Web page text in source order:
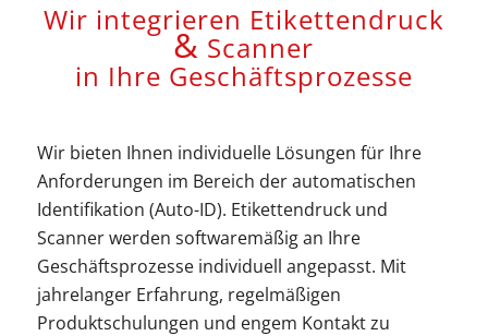
Wir integrieren Etikettendruck
& Scanner
in Ihre Geschäftsprozesse
Wir bieten Ihnen individuelle Lösungen für Ihre
Anforderungen im Bereich der automatischen
Identifikation (Auto-ID). Etikettendruck und
Scanner werden softwaremäßig an Ihre
Geschäftsprozesse individuell angepasst. Mit
jahrelanger Erfahrung, regelmäßigen
Produktschulungen und engem Kontakt zu